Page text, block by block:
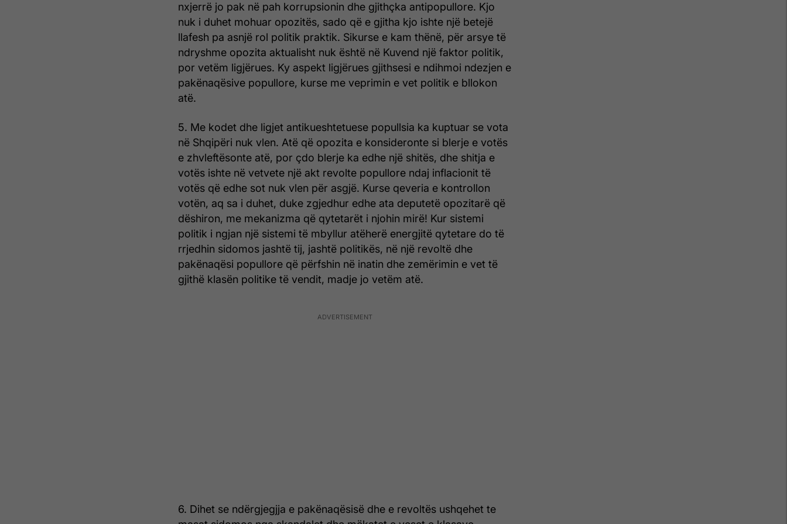
nxjerrë jo pak në pah korrupsionin dhe gjithçka antipopullore. Kjo
nuk i duhet mohuar opozitës, sado që e gjitha kjo ishte një betejë
llafesh pa asnjë rol politik praktik. Sikurse e kam thënë, për arsye të
ndryshme opozita aktualisht nuk është në Kuvend një faktor politik,
por vetëm ligjërues. Ky aspekt ligjërues gjithsesi e ndihmoi ndezjen e
pakënaqësive popullore, kurse me veprimin e vet politik e bllokon
atë.
5. Me kodet dhe ligjet antikueshtetuese popullsia ka kuptuar se vota
në Shqipëri nuk vlen. Atë që opozita e konsideronte si blerje e votës
e zhvleftësonte atë, por çdo blerje ka edhe një shitës, dhe shitja e
votës ishte në vetvete një akt revolte popullore ndaj inflacionit të
votës që edhe sot nuk vlen për asgjë. Kurse qeveria e kontrollon
votën, aq sa i duhet, duke zgjedhur edhe ata deputetë opozitarë që
dëshiron, me mekanizma që qytetarët i njohin mirë! Kur sistemi
politik i ngjan një sistemi të mbyllur atëherë energjitë qytetare do të
rrjedhin sidomos jashtë tij, jashtë politikës, në një revoltë dhe
pakënaqësi popullore që përfshin në inatin dhe zemërimin e vet të
gjithë klasën politike të vendit, madje jo vetëm atë.
6. Dihet se ndërgjegjja e pakënaqësisë dhe e revoltës ushqehet te